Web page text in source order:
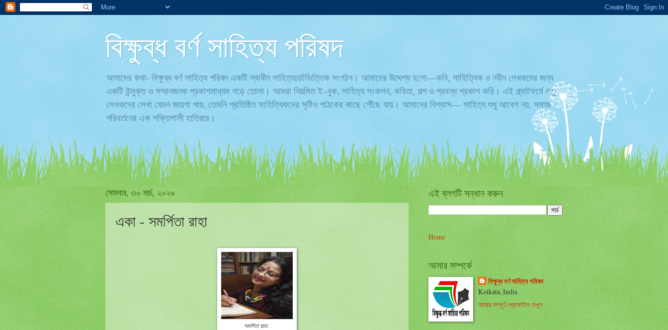
বিক্ষুব্ধ বর্ণ সাহিত্য পরিষদ
আমাদের কথা- বিক্ষুব্ধ বর্ণ সাহিত্য পরিষদ একটি স্বাধীন সাহিত্যচর্চাভিত্তিক সংগঠন। আমাদের উদ্দেশ্য হলো—কবি, সাহিত্যিক ও নবীন লেখকদের জন্য
একটি উন্মুক্ত ও সম্মানজনক প্রকাশমাধ্যম গড়ে তোলা। আমরা নিয়মিত ই–বুক, সাহিত্য সংকলন, কবিতা, গল্প ও প্রবন্ধ প্রকাশ করি। এই প্ল্যাটফর্মে নতুন
লেখকদের লেখা যেমন জায়গা পায়, তেমনি প্রতিষ্ঠিত সাহিত্যিকদের সৃষ্টিও পাঠকের কাছে পৌঁছে যায়। আমাদের বিশ্বাস— সাহিত্য শুধু আবেগ নয়, সমাজ
পরিবর্তনের এক শক্তিশালী হাতিয়ার।
সোমবার, ৩০ মার্চ, ২০২৬
একা - সমর্পিতা রাহা
সমর্পিতা রাহা
এই ব্লগটি সন্ধান করুন
Home
আমার সম্পর্কে
বিক্ষুব্ধ বর্ণ সাহিত্য পরিষদ
Kolkata, India
আমার সম্পূর্ণ প্রোফাইল দেখুন